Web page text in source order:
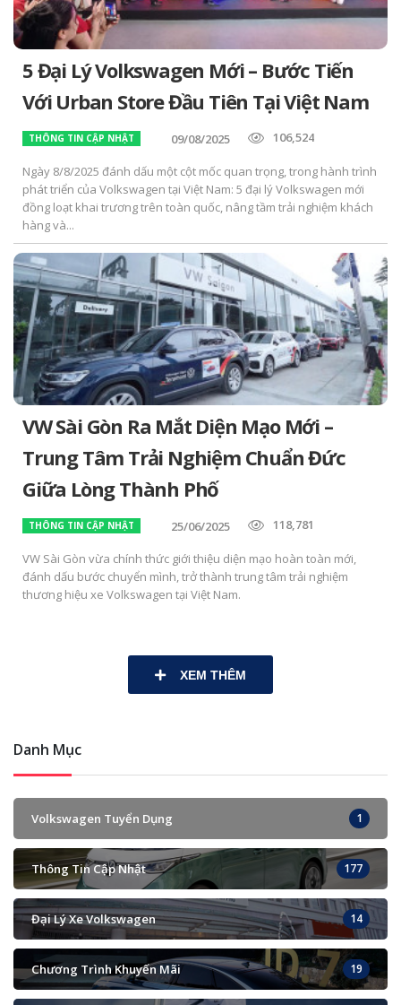
5 Đại Lý Volkswagen Mới – Bước Tiến
Với Urban Store Đầu Tiên Tại Việt Nam
THÔNG TIN CẬP NHẬT 09/08/2025 106,524
Ngày 8/8/2025 đánh dấu một cột mốc quan trọng, trong hành trình
phát triển của Volkswagen tại Việt Nam: 5 đại lý Volkswagen mới
đồng loạt khai trương trên toàn quốc, nâng tầm trải nghiệm khách
hàng và...
VW Sài Gòn Ra Mắt Diện Mạo Mới –
Trung Tâm Trải Nghiệm Chuẩn Đức
Giữa Lòng Thành Phố
THÔNG TIN CẬP NHẬT 25/06/2025 118,781
VW Sài Gòn vừa chính thức giới thiệu diện mạo hoàn toàn mới,
đánh dấu bước chuyển mình, trở thành trung tâm trải nghiệm
thương hiệu xe Volkswagen tại Việt Nam.
XEM THÊM
Danh Mục
Volkswagen Tuyển Dụng 1
Thông Tin Cập Nhật 177
Đại Lý Xe Volkswagen 14
Chương Trình Khuyến Mãi 19